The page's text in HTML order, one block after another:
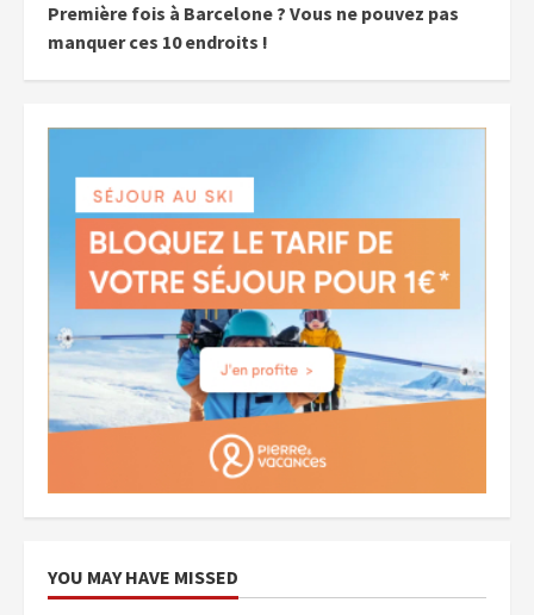
Première fois à Barcelone ? Vous ne pouvez pas
manquer ces 10 endroits !
YOU MAY HAVE MISSED